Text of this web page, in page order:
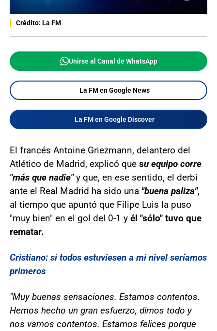
Crédito: La FM
Unirse al Canal de WhatsApp
La FM en Google News
La FM en Google Discover
El francés Antoine Griezmann, delantero del
Atlético de Madrid, explicó que su equipo corre
"más que nadie"y que, en ese sentido, el derbi
ante el Real Madrid ha sido una "buena paliza",
al tiempo que apuntó que Filipe Luis la puso
"muy bien" en el gol del 0-1 y él "sólo" tuvo que
rematar.
Cristiano: si todos estuviesen a mi nivel seríamos
primeros
"Muy buenas sensaciones. Estamos contentos.
Hemos hecho un gran esfuerzo, dimos todo y
nos vamos contentos. Estamos felices porque